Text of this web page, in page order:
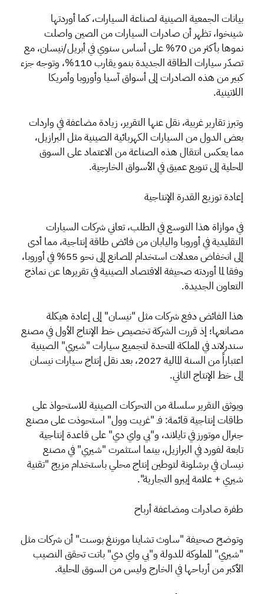
بيانات الجمعية الصينية لصناعة السيارات، كما أوردتها
شينخوا، تظهر أن صادرات السيارات من الصين واصلت
نموها بأكثر من 70% على أساس سنوي في أبريل/نيسان، مع
تصدّر سيارات الطاقة الجديدة بنمو يقارب 110%، وتوجه جزء
كبير من هذه الصادرات إلى أسواق آسيا وأوروبا وأمريكا
اللاتينية.
وتبرز تقارير غربية، نقل عنها التقرير، زيادة مضاعفة في واردات
بعض الدول من السيارات الكهربائية الصينية مثل البرازيل،
مما يعكس انتقال هذه الصناعة من الاعتماد على السوق
المحلية إلى تنويع عميق في الأسواق الخارجية.
إعادة توزيع القدرة الإنتاجية
في موازاة هذا التوسع في الطلب، تعاني شركات السيارات
التقليدية في أوروبا واليابان من فائض طاقة إنتاجية، مما أدى
إلى انخفاض معدلات استخدام المصانع إلى نحو 55% في أوروبا،
وفقا لما أوردته صحيفة الاقتصاد الصينية في تقريرها عن نماذج
التعاون الجديدة.
هذا الفائض دفع شركات مثل "نيسان" إلى إعادة هيكلة
مصانعها؛ إذ قررت الشركة تخصيص خط الإنتاج الأول في مصنع
سندرلاند في المملكة المتحدة لتجميع سيارات "شيري" الصينية
اعتباراً من السنة المالية 2027، بعد نقل إنتاج سيارات نيسان
إلى خط الإنتاج الثاني.
ويوثق التقرير سلسلة من التحركات الصينية للاستحواذ على
طاقات إنتاجية قائمة: فـ "غريت وول" استحوذت على مصنع
جنرال موتورز في تايلاند، و"بي واي دي" على قاعدة إنتاجية
تابعة لفورد في البرازيل، بينما استثمرت "شيري" في مصنع
نيسان في برشلونة لتوطين إنتاج محلي باستخدام مزيج "تقنية
شيري + علامة إيبرو التجارية".
طفرة صادرات ومضاعفة أرباح
وتوضح صحيفة "ساوث تشاينا مورننغ بوست" أن شركات مثل
"شيري" المملوكة للدولة و"بي واي دي" باتت تحقق النصيب
الأكبر من أرباحها في الخارج وليس من السوق المحلية.